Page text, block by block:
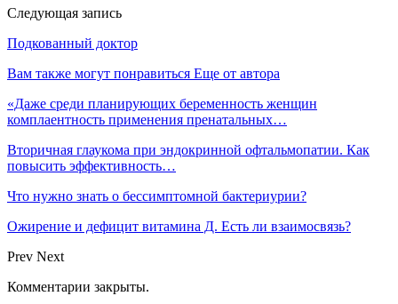
Следующая запись
Подкованный доктор
Вам также могут понравиться Еще от автора
«Даже среди планирующих беременность женщин
комплаентность применения пренатальных…
Вторичная глаукома при эндокринной офтальмопатии. Как
повысить эффективность…
Что нужно знать о бессимптомной бактериурии?
Ожирение и дефицит витамина Д. Есть ли взаимосвязь?
Prev Next
Комментарии закрыты.